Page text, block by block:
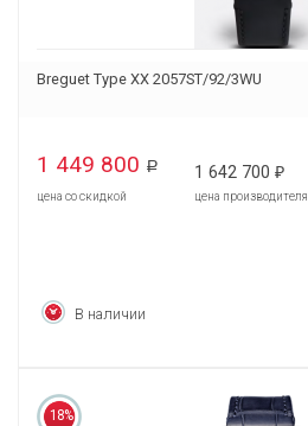
Breguet Type XX 2057ST/92/3WU
1 449 800 Р
цена со скидкой
1 642 700 ₽
цена производителя
В наличии
18%